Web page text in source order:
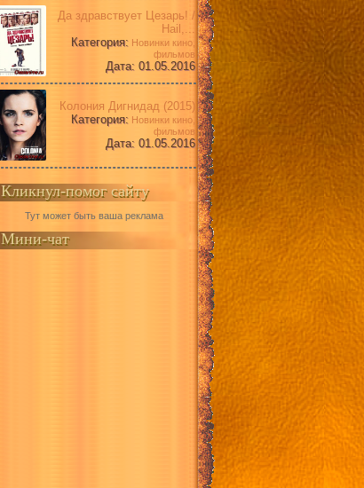
Да здравствует Цезарь! /
Hail,...
Категория: Новинки кино,
фильмов
Дата: 01.05.2016
Колония Дигнидад (2015)
Категория: Новинки кино,
фильмов
Дата: 01.05.2016
Кликнул-помог сайту
Тут может быть ваша реклама
Мини-чат